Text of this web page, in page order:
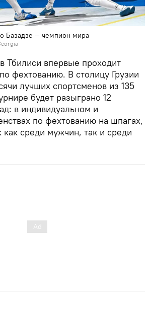
Базадзе — чемпион мира
Тбилиси впервые проходит
фехтованию. В столицу Грузии
лучших спортсменов из 135
будет разыграно 12
в индивидуальном и
по фехтованию на шпагах,
как среди мужчин, так и среди